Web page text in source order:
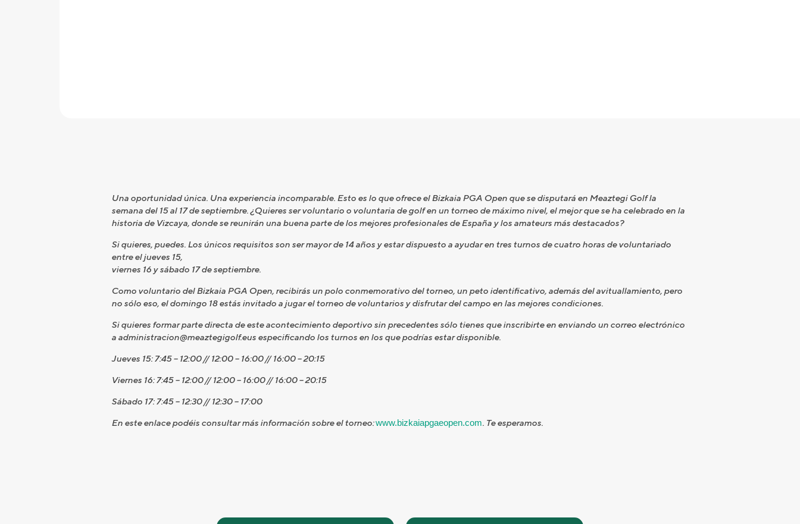
Una oportunidad única. Una experiencia incomparable. Esto es lo que ofrece el Bizkaia PGA Open que se disputará en Meaztegi Golf la
semana del 15 al 17 de septiembre. ¿Quieres ser voluntario o voluntaria de golf en un torneo de máximo nivel, el mejor que se ha celebrado en la
historia de Vizcaya, donde se reunirán una buena parte de los mejores profesionales de España y los amateurs más destacados?
Si quieres, puedes. Los únicos requisitos son ser mayor de 14 años y estar dispuesto a ayudar en tres turnos de cuatro horas de voluntariado
entre el jueves 15,
viernes 16 y sábado 17 de septiembre.
Como voluntario del Bizkaia PGA Open, recibirás un polo conmemorativo del torneo, un peto identificativo, además del avituallamiento, pero
no sólo eso, el domingo 18 estás invitado a jugar el torneo de voluntarios y disfrutar del campo en las mejores condiciones.
Si quieres formar parte directa de este acontecimiento deportivo sin precedentes sólo tienes que inscribirte en enviando un correo electrónico
a administracion@meaztegigolf.eus especificando los turnos en los que podrías estar disponible.
Jueves 15: 7:45 – 12:00 // 12:00 – 16:00 // 16:00 – 20:15
Viernes 16: 7:45 – 12:00 // 12:00 – 16:00 // 16:00 – 20:15
Sábado 17: 7:45 – 12:30 // 12:30 – 17:00
En este enlace podéis consultar más información sobre el torneo:www.bizkaiapgaeopen.com. Te esperamos.